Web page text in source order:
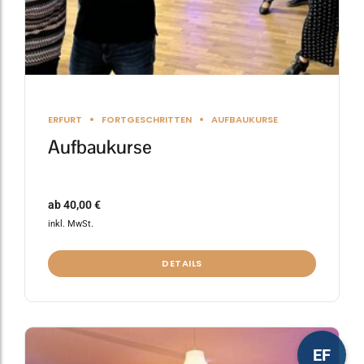
ERFURT FORTGESCHRITTEN AUFBAUKURSE
Aufbaukurse
ab40,00€
inkl. MwSt.
DETAILS
gewählt
werden
EF